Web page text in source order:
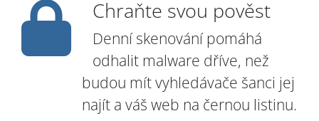
Chraňte svou pověst
Denní skenování pomáhá
odhalit malware dříve, než
budou mít vyhledávače šanci jej
najít a váš web na černou listinu.